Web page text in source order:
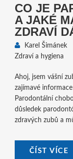
CO JE
A JAKÉ
ZDRAVÍ
Karel Šimánek
Zdraví a hygiena
Ahoj, jsem vášní
zajímavé
Parodontální
důsledek
zdravých zubů a
možných
klíčem k udržení
ČÍST VÍCE